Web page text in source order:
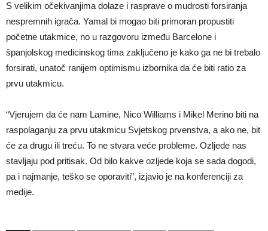
S velikim očekivanjima dolaze i rasprave o mudrosti forsiranja
nespremnih igrača. Yamal bi mogao biti primoran propustiti
početne utakmice, no u razgovoru između Barcelone i
španjolskog medicinskog tima zaključeno je kako ga ne bi trebalo
forsirati, unatoč ranijem optimismu izbornika da će biti ratio za
prvu utakmicu.
“Vjerujem da će nam Lamine, Nico Williams i Mikel Merino biti na
raspolaganju za prvu utakmicu Svjetskog prvenstva, a ako ne, bit
će za drugu ili treću. To ne stvara veće probleme. Ozljede nas
stavljaju pod pritisak. Od bilo kakve ozljede koja se sada dogodi,
pa i najmanje, teško se oporaviti”, izjavio je na konferenciji za
medije.